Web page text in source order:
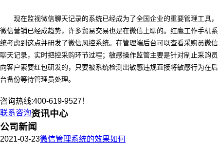
现在监视微信聊天记录的系统已经成为了全国企业的重要管理工具，
微信营销已经成趋势，许多贸易交易也是在微信上聊的。红鹰工作手机系
统考虑到这点并研发了微信风控系统。在管理端后台可以查看采购员微信
聊天记录，实时把控采购环节过程；敏感操作监管主要是针对制止采购员
向客户索要红包研发的，只要被系统检测出敏感违规直接将敏感行为在后
台备份等待管理员处理。
咨询热线:400-619-9527！
联系咨询资讯中心
公司新闻
2021-03-23微信管理系统的效果如何